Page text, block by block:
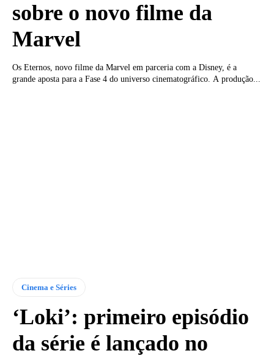
sobre o novo filme da
Marvel
Os Eternos, novo filme da Marvel em parceria com a Disney, é a
grande aposta para a Fase 4 do universo cinematográfico. A produção...
Cinema e Séries
‘Loki’: primeiro episódio
da série é lançado no